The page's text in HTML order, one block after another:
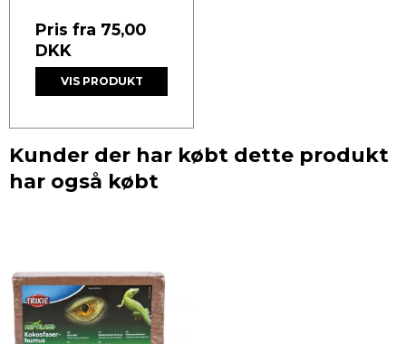
Pris fra 75,00
DKK
VIS PRODUKT
Kunder der har købt dette produkt
har også købt